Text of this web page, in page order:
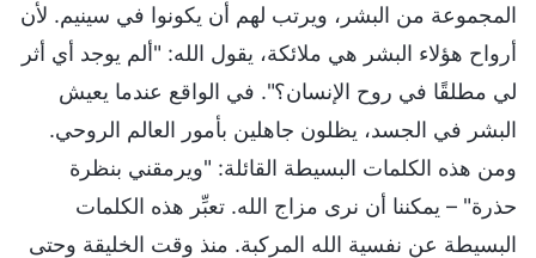
المجموعة من البشر، ويرتب لهم أن يكونوا في سينيم. لأن
أرواح هؤلاء البشر هي ملائكة، يقول الله: "ألم يوجد أي أثر
لي مطلقًا في روح الإنسان؟". في الواقع عندما يعيش
البشر في الجسد، يظلون جاهلين بأمور العالم الروحي.
ومن هذه الكلمات البسيطة القائلة: "ويرمقني بنظرة
حذرة" – يمكننا أن نرى مزاج الله. تعبِّر هذه الكلمات
البسيطة عن نفسية الله المركبة. منذ وقت الخليقة وحتى